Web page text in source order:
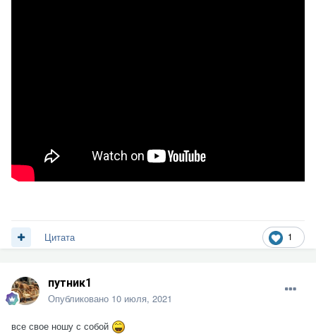
1
Цитата
путник1
Опубликовано 10 июля, 2021
все свое ношу с собой